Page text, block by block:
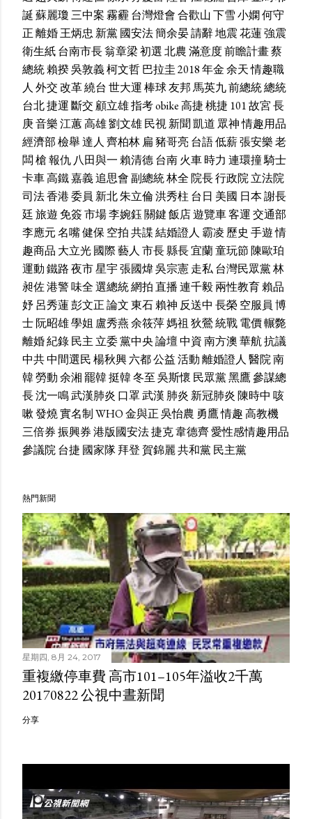
誕蘇麗瓊三中案霧霾 台灣燈會合歡山下雪小嫻何守
正離婚王炳忠 新黨國安法簡余晏請辭地震花蓮強震
衛生紙台南市長翁章梁初選北農滿意度前瞻計畫蔡
總統賴揆吳敦義柯文哲巴拉圭2018年金余天情趣職
人 外交改革繞台 世大運棒球友邦馬英九前總統總統
台北捷運斷交 顧立雄指考obike高捷桃捷 101故宮長
庚音樂江蕙高雄劉文雄民視新聞凱道 眾神情趣用品
經濟部檢舉達人 齊柏林 扁豬哥亮台語低薪張安樂老
闆槍報仇 八田與一賴清德台南火車時力 連環撞騎士
卡車高鐵嘉義追思會副總統林全院長行政院立法院
司法香港委員 新北朱立倫洪秀柱 台日 美國 日本謝長
廷旅遊 免簽市場李婉鈺關鍵飯店遊覽車客運交通部
李應元名嘴健保空拍共諜結婚證人 霸凌 歷史 手遊情
趣商品 大立光國際藝人 市長縣長宜蘭童玩節陳歐珀
運動鐵路夜市星宇張國煒吳宗憲走私台灣民眾黨林
昶佐港警味全選總統網拍直播連千毅兩性教育賴品
妤呂秀蓮彭文正論文東石賴神 反送中 長榮空服員 博
士阮昭雄學姐 盧秀燕余筱萍媽祖 狄鶯統戰電價輾斃
離婚紀錄民主 立委黨中央論壇中資南方澳華航抗議
中共中間選民楊秋興六都公益活動離婚證人 醫院南
韓勞動余湘罷韓挺韓冬至吳斯懷 民眾黨黑鷹參謀總
長沈一鳴武漢肺炎 口罩武漢 肺炎 新冠肺炎陳時中 咳
嗽發燒實名制WHO金與正吳怡農 勇鷹情趣高教機
三倍券振興券港版國安法捷克韋德齊愛性感情趣用品
參議院台捷 國家隊拜登賀錦麗共和黨民主黨
熱門新聞
星期四, 8月 24, 2017
重複繳停車費 高市101–105年溢收2千萬
20170822 公視中晝新聞
分享